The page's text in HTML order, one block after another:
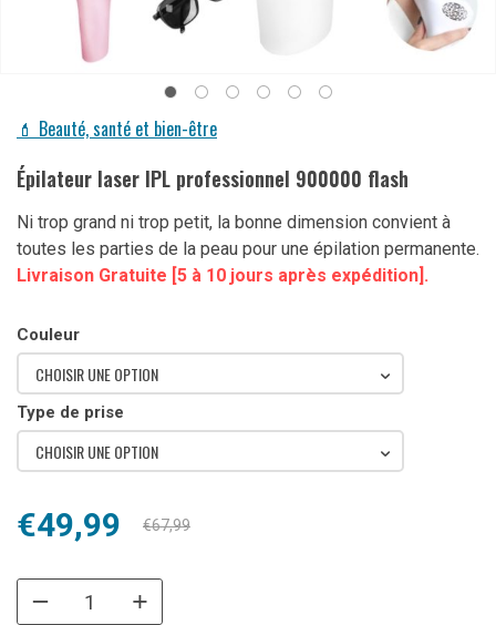
💄 Beauté, santé et bien-être
Épilateur laser IPL professionnel 900000 flash
Ni trop grand ni trop petit, la bonne dimension convient à
toutes les parties de la peau pour une épilation permanente.
Livraison Gratuite [5 à 10 jours après expédition].
Couleur
CHOISIR UNE OPTION
Type de prise
CHOISIR UNE OPTION
€67,99
Le
initial
€49,99
Le
actuel